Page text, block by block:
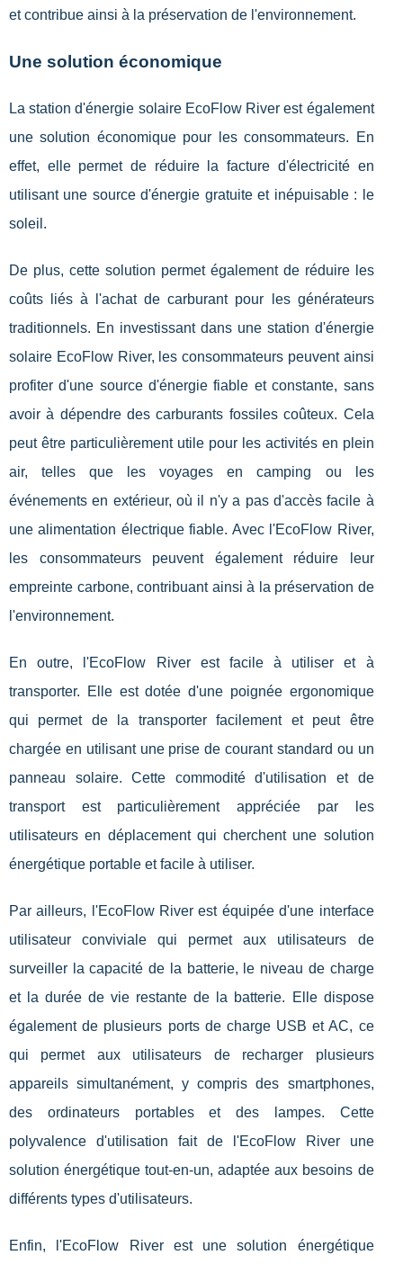
et contribue ainsi à la préservation de l'environnement.
Une solution économique
La station d'énergie solaire EcoFlow River est également
une solution économique pour les consommateurs. En
effet, elle permet de réduire la facture d'électricité en
utilisant une source d'énergie gratuite et inépuisable : le
soleil.
De plus, cette solution permet également de réduire les
coûts liés à l'achat de carburant pour les générateurs
traditionnels. En investissant dans une station d'énergie
solaire EcoFlow River, les consommateurs peuvent ainsi
profiter d'une source d'énergie fiable et constante, sans
avoir à dépendre des carburants fossiles coûteux. Cela
peut être particulièrement utile pour les activités en plein
air, telles que les voyages en camping ou les
événements en extérieur, où il n'y a pas d'accès facile à
une alimentation électrique fiable. Avec l'EcoFlow River,
les consommateurs peuvent également réduire leur
empreinte carbone, contribuant ainsi à la préservation de
l'environnement.
En outre, l'EcoFlow River est facile à utiliser et à
transporter. Elle est dotée d'une poignée ergonomique
qui permet de la transporter facilement et peut être
chargée en utilisant une prise de courant standard ou un
panneau solaire. Cette commodité d'utilisation et de
transport est particulièrement appréciée par les
utilisateurs en déplacement qui cherchent une solution
énergétique portable et facile à utiliser.
Par ailleurs, l'EcoFlow River est équipée d'une interface
utilisateur conviviale qui permet aux utilisateurs de
surveiller la capacité de la batterie, le niveau de charge
et la durée de vie restante de la batterie. Elle dispose
également de plusieurs ports de charge USB et AC, ce
qui permet aux utilisateurs de recharger plusieurs
appareils simultanément, y compris des smartphones,
des ordinateurs portables et des lampes. Cette
polyvalence d'utilisation fait de l'EcoFlow River une
solution énergétique tout-en-un, adaptée aux besoins de
différents types d'utilisateurs.
Enfin, l'EcoFlow River est une solution énergétique